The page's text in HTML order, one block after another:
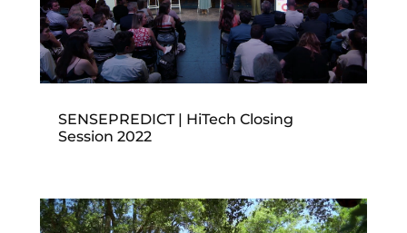
SENSEPREDICT | HiTech Closing
Session 2022